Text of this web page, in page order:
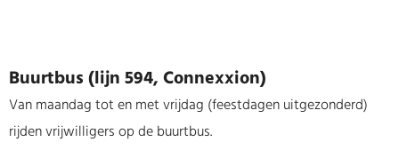
Buurtbus (lijn 594, Connexxion)
Van maandag tot en met vrijdag (feestdagen uitgezonderd)
rijden vrijwilligers op de buurtbus.